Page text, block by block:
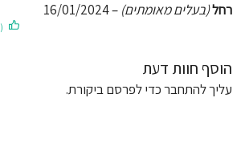
רחל(בעלים מאומתים) –
16/01/2024
(0)
הוסף חוות דעת
עליךלהתחברכדי לפרסם ביקורת.